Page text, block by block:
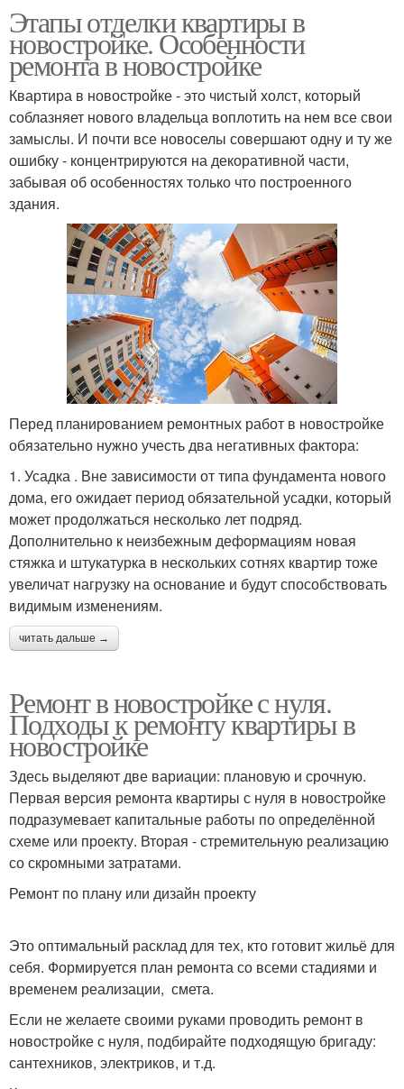
Этапы отделки квартиры в
новостройке. Особенности
ремонта в новостройке
Квартира в новостройке - это чистый холст, который
соблазняет нового владельца воплотить на нем все свои
замыслы. И почти все новоселы совершают одну и ту же
ошибку - концентрируются на декоративной части,
забывая об особенностях только что построенного
здания.
Перед планированием ремонтных работ в новостройке
обязательно нужно учесть два негативных фактора:
1. Усадка . Вне зависимости от типа фундамента нового
дома, его ожидает период обязательной усадки, который
может продолжаться несколько лет подряд.
Дополнительно к неизбежным деформациям новая
стяжка и штукатурка в нескольких сотнях квартир тоже
увеличат нагрузку на основание и будут способствовать
видимым изменениям.
читать дальше →
Ремонт в новостройке с нуля.
Подходы к ремонту квартиры в
новостройке
Здесь выделяют две вариации: плановую и срочную.
Первая версия ремонта квартиры с нуля в новостройке
подразумевает капитальные работы по определённой
схеме или проекту. Вторая - стремительную реализацию
со скромными затратами.
Ремонт по плану или дизайн проекту
Это оптимальный расклад для тех, кто готовит жильё для
себя. Формируется план ремонта со всеми стадиями и
временем реализации, смета.
Если не желаете своими руками проводить ремонт в
новостройке с нуля, подбирайте подходящую бригаду:
сантехников, электриков, и т.д.